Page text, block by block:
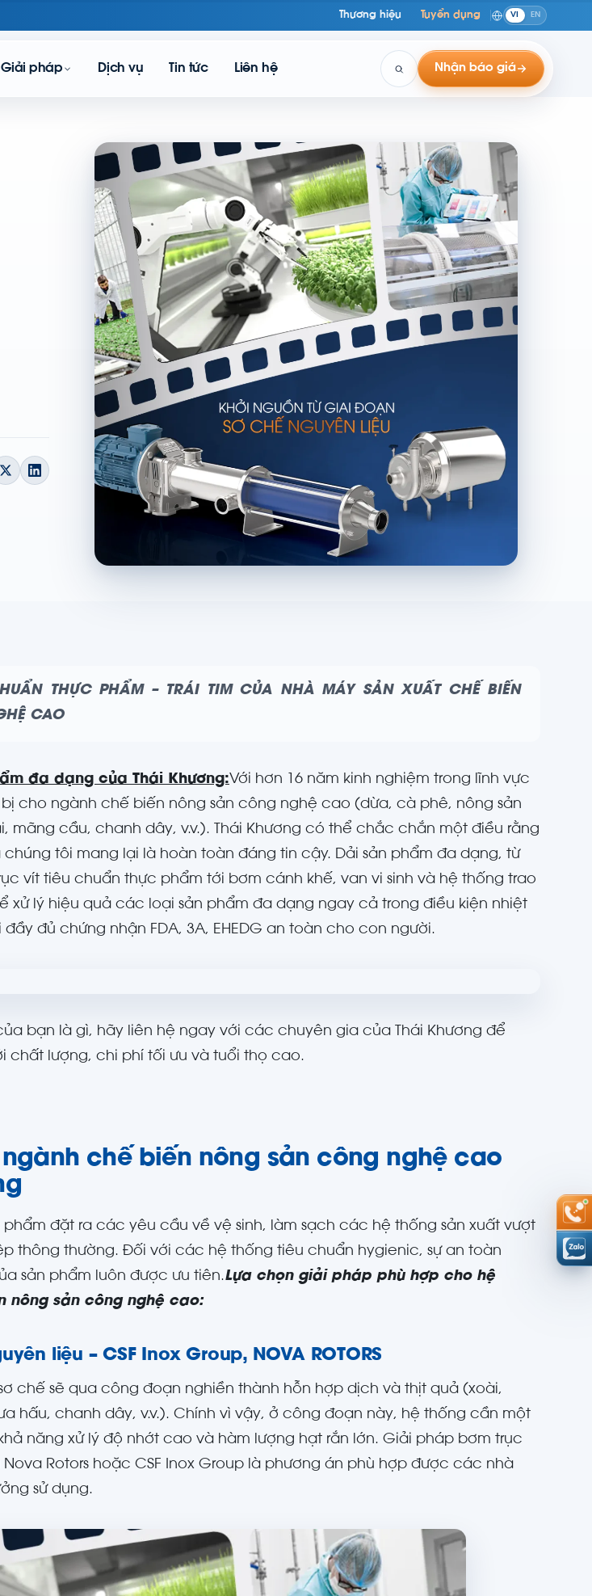
Thương hiệu Tuyển dụng VI EN
Giải pháp Dịch vụ Tin tức Liên hệ Nhận báo giá
THỰC PHẨM – TRÁI TIM CỦA NHÀ MÁY SẢN XUẤT CHẾ BIẾN
CAO
đa dạng của Thái Khương:Với hơn 16 năm kinh nghiệm trong lĩnh vực
cho ngành chế biến nông sản công nghệ cao (dừa, cà phê, nông sản
mãng cầu, chanh dây, v.v.). Thái Khương có thể chắc chắn một điều rằng
tôi mang lại là hoàn toàn đáng tin cậy. Dải sản phẩm đa dạng, từ
vít tiêu chuẩn thực phẩm tới bơm cánh khế, van vi sinh và hệ thống trao
xử lý hiệu quả các loại sản phẩm đa dạng ngay cả trong điều kiện nhiệt
đủ chứng nhận FDA, 3A, EHEDG an toàn cho con người.
bạn là gì, hãy liên hệ ngay với các chuyên gia của Thái Khương để
chất lượng, chi phí tối ưu và tuổi thọ cao.
chế biến nông sản công nghệ cao
đặt ra các yêu cầu về vệ sinh, làm sạch các hệ thống sản xuất vượt
thông thường. Đối với các hệ thống tiêu chuẩn hygienic, sự an toàn
sản phẩm luôn được ưu tiên.Lựa chọn giải pháp phù hợp cho hệ
nông sản công nghệ cao:
liệu – CSF Inox Group, NOVA ROTORS
chế sẽ qua công đoạn nghiền thành hỗn hợp dịch và thịt quả (xoài,
hấu, chanh dây, v.v.). Chính vì vậy, ở công đoạn này, hệ thống cần một
năng xử lý độ nhớt cao và hàm lượng hạt rắn lớn. Giải pháp bơm trục
Rotors hoặc CSF Inox Group là phương án phù hợp được các nhà
sử dụng.